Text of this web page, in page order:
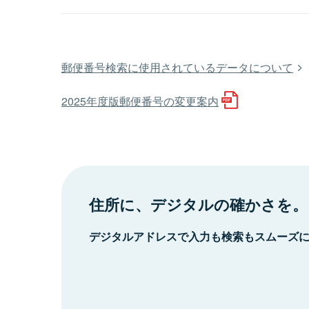
郵便番号検索に使用されているデータについて
2025年度版郵便番号の変更案内
住所に、デジタルの確かさを。
デジタルアドレスで入力も検索もスムーズ